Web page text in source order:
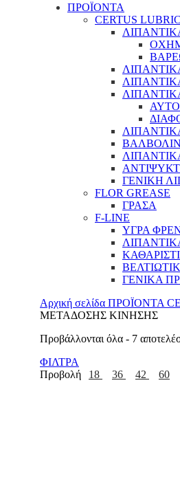
ΠΡΟΪΟΝΤΑ
CERTUS
ΓΕΝΙΚΗ
FLOR GREASE
ΓΡΑΣΑ
F-LINE
ΥΓΡΑ
ΓΕΝΙΚΑ
Αρχική σελίδα ΠΡΟΪΟΝΤΑ
ΜΕΤΑΔΟΣΗΣ ΚΙΝΗΣΗΣ
Προβάλλονται όλα - 7
ΦΙΛΤΡΑ
Προβολή
18 36 42 60